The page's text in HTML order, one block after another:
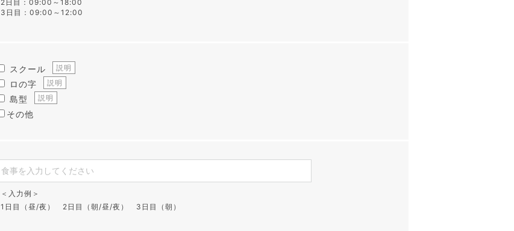
2日目：09:00～18:00
3日目：09:00～12:00
スクール 説明
ロの字 説明
島型 説明
その他
＜入力例＞
1日目（昼/夜） 2日目（朝/昼/夜） 3日目（朝）